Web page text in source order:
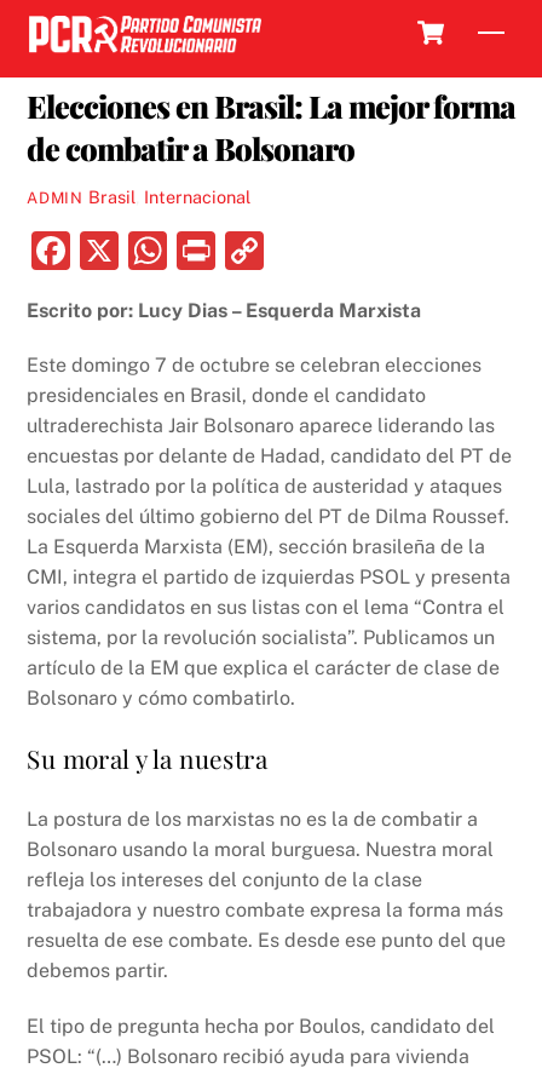
Skip
content
Elecciones en Brasil: La mejor forma
de combatir a Bolsonaro
ADMIN Brasil Internacional
F
c
e
b
o
o
k
X
W
at
s
A
p
p
P
nt p
y
Li
n
k
Escrito por: Lucy Dias – Esquerda Marxista
Este domingo 7 de octubre se celebran elecciones
presidenciales en Brasil, donde el candidato
ultraderechista Jair Bolsonaro aparece liderando las
encuestas por delante de Hadad, candidato del PT de
Lula, lastrado por la política de austeridad y ataques
sociales del último gobierno del PT de Dilma Roussef.
La Esquerda Marxista (EM), sección brasileña de la
CMI, integra el partido de izquierdas PSOL y presenta
varios candidatos en sus listas con el lema “Contra el
sistema, por la revolución socialista”. Publicamos un
artículo de la EM que explica el carácter de clase de
Bolsonaro y cómo combatirlo.
Su moral y la nuestra
La postura de los marxistas no es la de combatir a
Bolsonaro usando la moral burguesa. Nuestra moral
refleja los intereses del conjunto de la clase
trabajadora y nuestro combate expresa la forma más
resuelta de ese combate. Es desde ese punto del que
debemos partir.
El tipo de pregunta hecha por Boulos, candidato del
PSOL: “(…) Bolsonaro recibió ayuda para vivienda